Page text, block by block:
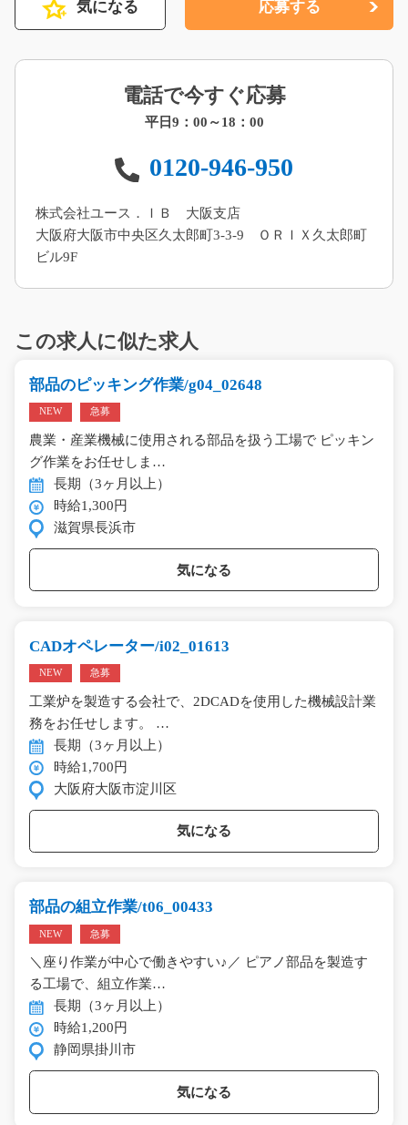
気になる 応募する
電話で今すぐ応募
平日9：00～18：00
0120-946-950
株式会社ユース．ＩＢ 大阪支店
大阪府大阪市中央区久太郎町3-3-9 ＯＲＩＸ久太郎町
ビル9F
この求人に似た求人
部品のピッキング作業/g04_02648
NEW 急募
農業・産業機械に使用される部品を扱う工場で ピッキン
グ作業をお任せしま…
長期（3ヶ月以上）
時給1,300円
滋賀県長浜市
気になる
CADオペレーター/i02_01613
NEW 急募
工業炉を製造する会社で、2DCADを使用した機械設計業
務をお任せします。 …
長期（3ヶ月以上）
時給1,700円
大阪府大阪市淀川区
気になる
部品の組立作業/t06_00433
NEW 急募
＼座り作業が中心で働きやすい♪／ ピアノ部品を製造す
る工場で、組立作業…
長期（3ヶ月以上）
時給1,200円
静岡県掛川市
気になる